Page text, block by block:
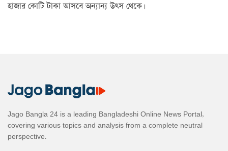
হাজার কোটি টাকা আসবে অন্যান্য উৎস থেকে।
Jago Bangla 24 is a leading Bangladeshi Online News Portal,
covering various topics and analysis from a complete neutral
perspective.